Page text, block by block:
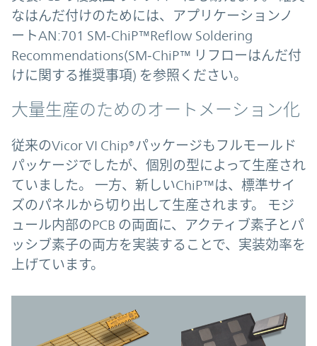
なはんだ付けのためには、アプリケーションノ
ートAN:701 SM‑ChiP™Reflow Soldering
Recommendations(SM‑ChiP™ リフローはんだ付
けに関する推奨事項) を参照ください。
大量生産のためのオートメーション化
従来のVicor VI Chip®パッケージもフルモールド
パッケージでしたが、個別の型によって生産され
ていました。 一方、新しいChiP™は、標準サイ
ズのパネルから切り出して生産されます。 モジ
ュール内部のPCB の両面に、アクティブ素子とパ
ッシブ素子の両方を実装することで、実装効率を
上げています。